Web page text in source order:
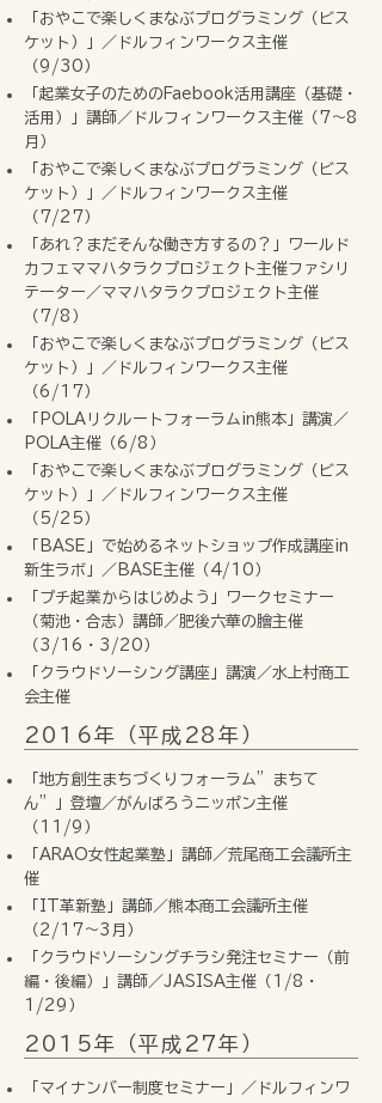
「おやこで楽しくまなぶプログラミング（ビス
ケット）」／ドルフィンワークス主催
（9/30）
「起業女子のためのFaebook活用講座（基礎・
活用）」講師／ドルフィンワークス主催（7〜8
月）
「おやこで楽しくまなぶプログラミング（ビス
ケット）」／ドルフィンワークス主催
（7/27）
「あれ？まだそんな働き方するの？」ワールド
カフェママハタラクプロジェクト主催ファシリ
テーター／ママハタラクプロジェクト主催
（7/8）
「おやこで楽しくまなぶプログラミング（ビス
ケット）」／ドルフィンワークス主催
（6/17）
「POLAリクルートフォーラムin熊本」講演／
POLA主催（6/8）
「おやこで楽しくまなぶプログラミング（ビス
ケット）」／ドルフィンワークス主催
（5/25）
「BASE」で始めるネットショップ作成講座in
新生ラボ」／BASE主催（4/10）
「プチ起業からはじめよう」ワークセミナー
（菊池・合志）講師／肥後六華の膾主催
（3/16・3/20）
「クラウドソーシング講座」講演／水上村商工
会主催
2016年（平成28年）
「地方創生まちづくりフォーラム”まちて
ん”」登壇／がんばろうニッポン主催
（11/9）
「ARAO女性起業塾」講師／荒尾商工会議所主
催
「IT革新塾」講師／熊本商工会議所主催
（2/17〜3月）
「クラウドソーシングチラシ発注セミナー（前
編・後編）」講師／JASISA主催（1/8・
1/29）
2015年（平成27年）
「マイナンバー制度セミナー」／ドルフィンワ